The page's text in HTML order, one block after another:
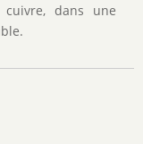
dans une